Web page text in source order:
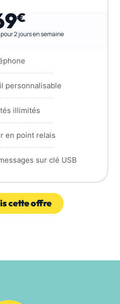
€
2 jours en semaine
personnalisable
illimités
en point relais
sur clé USB
cette offre